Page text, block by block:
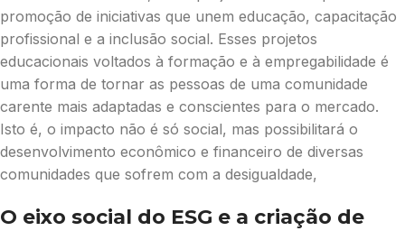
promoção de iniciativas que unem educação, capacitação
profissional e a inclusão social. Esses projetos
educacionais voltados à formação e à empregabilidade é
uma forma de tornar as pessoas de uma comunidade
carente mais adaptadas e conscientes para o mercado.
Isto é, o impacto não é só social, mas possibilitará o
desenvolvimento econômico e financeiro de diversas
comunidades que sofrem com a desigualdade,
O eixo social do ESG e a criação de